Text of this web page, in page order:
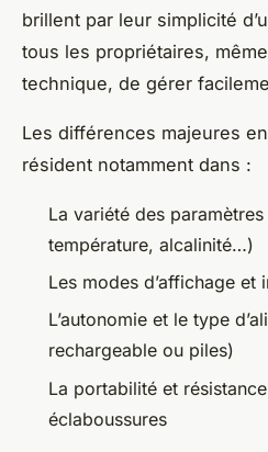
brillent par leur simplicité
tous les propriétaires,
technique, de gérer
Les différences majeures
résident notamment dans :
La variété des
température, alcalinité…)
Les modes d’affichage et
L’autonomie et le type
rechargeable ou piles)
La portabilité et
éclaboussures